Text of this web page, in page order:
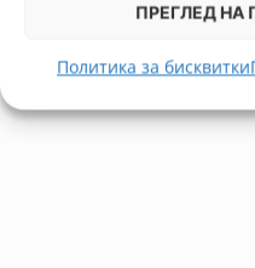
ПРЕГЛЕД НА
Политика за бисквитки